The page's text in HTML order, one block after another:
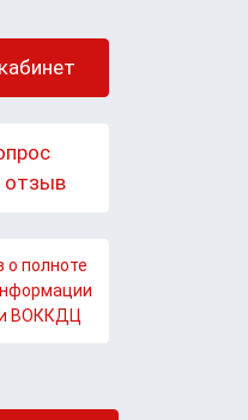
отзыв
о полноте
ВОККДЦ